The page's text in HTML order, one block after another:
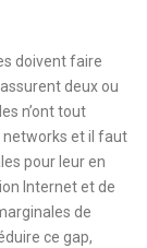
doivent faire
deux ou
n’ont tout
networks et il faut
pour leur en
Internet et de
de
ce gap,